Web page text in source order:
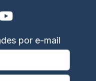
por e-mail